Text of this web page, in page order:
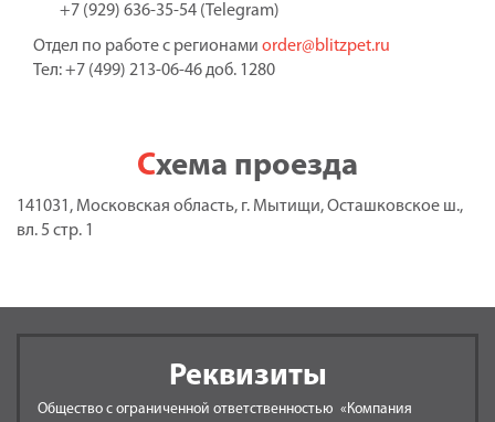
+7 (929) 636-35-54 (Telegram)
Отдел по работе с регионами order@blitzpet.ru
Тел: +7 (499) 213-06-46 доб. 1280
Схема проезда
141031, Московская область, г. Мытищи, Осташковское ш.,
вл. 5 стр. 1
Реквизиты
Общество с ограниченной ответственностью «Компания